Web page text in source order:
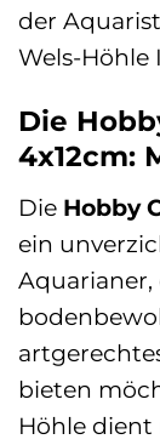
der
Wels-
Die
4x12cm:
Die Hobby
ein
Aquarianer,
bieten
Höhle